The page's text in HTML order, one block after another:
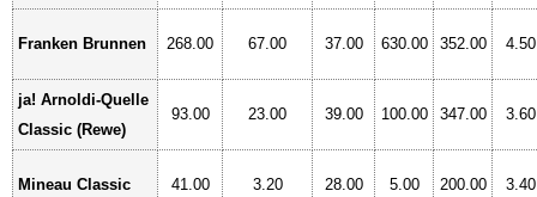
Franken Brunnen 268.00 67.00 37.00 630.00 352.00 4.50
ja! Arnoldi-Quelle
Classic (Rewe)
93.00 23.00 39.00 100.00 347.00 3.60
Mineau Classic 41.00 3.20 28.00 5.00 200.00 3.40